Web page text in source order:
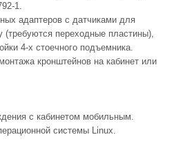
1.
адаптеров с датчиками для
(требуются переходные пластины),
4-х стоечного подъемника.
кронштейнов на кабинет или
с кабинетом мобильным.
системы Linux.